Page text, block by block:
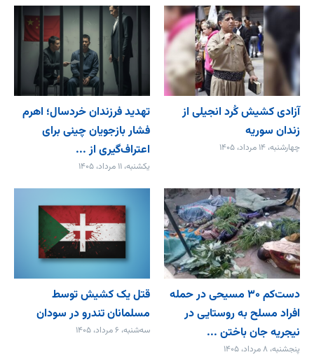
آزادی کشیش کُرد انجیلی از
زندان سوریه
چهارشنبه، ۱۴ مرداد، ۱۴۰۵
تهدید فرزندان خردسال؛ اهرم
فشار بازجویان چینی برای
اعتراف‌گیری از ...
یکشنبه، ۱۱ مرداد، ۱۴۰۵
دست‌کم ۳۰ مسیحی در حمله
افراد مسلح به روستایی در
نیجریه جان باختن ...
پنجشنبه، ۸ مرداد، ۱۴۰۵
قتل یک کشیش توسط
مسلمانان تندرو در سودان
سه‌شنبه، ۶ مرداد، ۱۴۰۵